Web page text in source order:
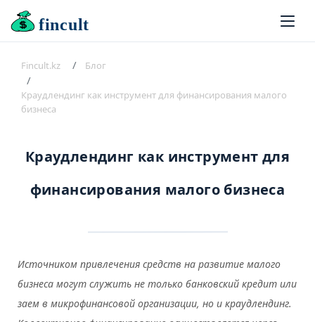
fincult
Fincult.kz Блог
Краудлендинг как инструмент для финансирования малого
бизнеса
Краудлендинг как инструмент для
финансирования малого бизнеса
Источником привлечения средств на развитие малого
бизнеса могут служить не только банковский кредит или
заем в микрофинансовой организации, но и краудлендинг.